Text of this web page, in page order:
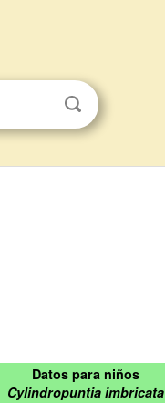
Datos para niños
Cylindropuntia imbricata